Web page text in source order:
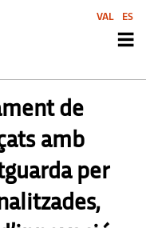
de
amb
per
VAL ES